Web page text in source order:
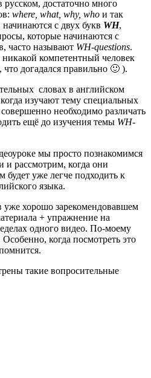
достаточно много
where, what, why, who и так
с двух букв WH,
которые начинаются с
часто называют WH-questions.
компетентный человек
догадался правильно 🙂 ).
словах в английском
изучают тему специальных
необходимо различать
ещё до изучения темы WH-
мы просто познакомимся
и рассмотрим, когда они
уже легче подходить к
языка.
уже хорошо зарекомендовавшем
+ упражнение на
одного видео. По-моему
когда посмотреть это
такие вопросительные